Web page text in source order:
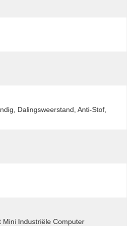
Dalingsweerstand, Anti-Stof,
Mini Industriële Computer